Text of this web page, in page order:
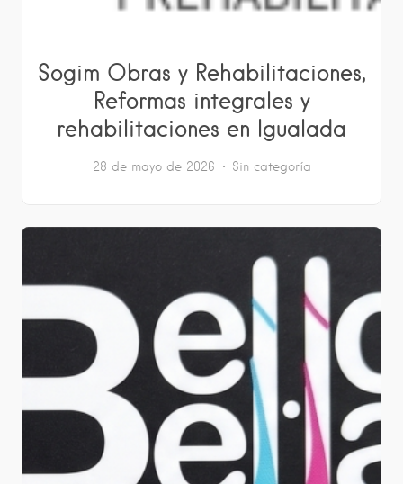
Sogim Obras y Rehabilitaciones,
Reformas integrales y
rehabilitaciones en Igualada
28 de mayo de 2026 Sin categoría